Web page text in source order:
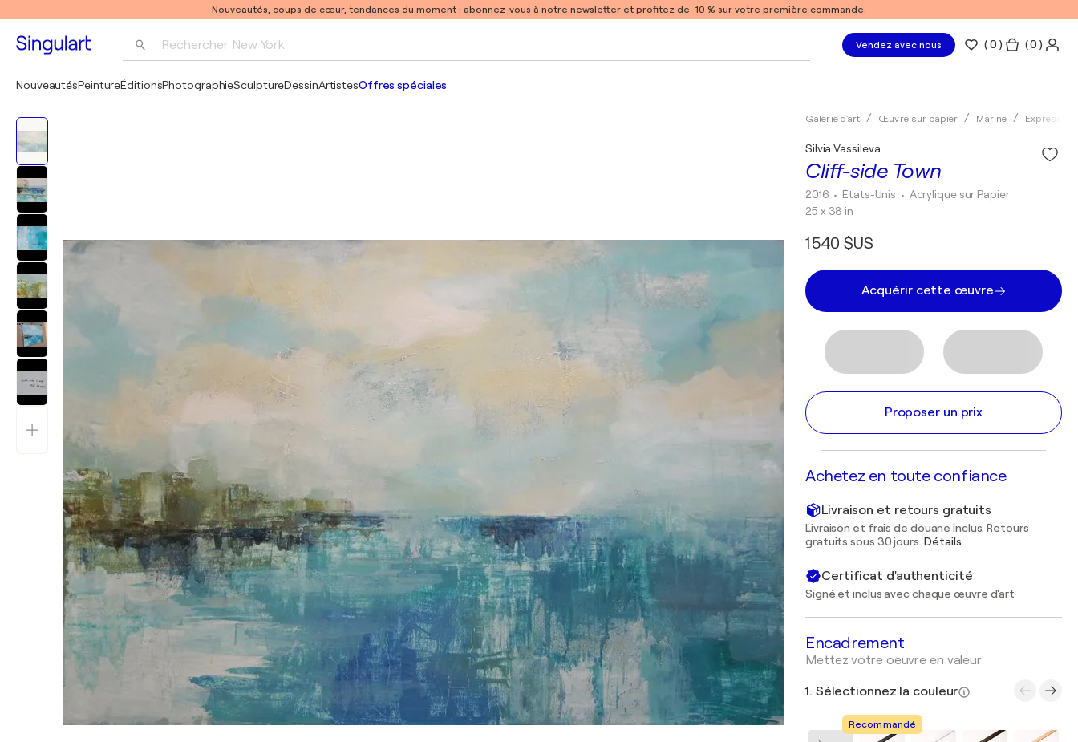
Nouveautés, coups de cœur, tendances du moment : abonnez-vous à notre newsletter et profitez de -10 % sur votre première commande.
Rechercher New York Vendez avec nous (0 ) ( 0 )
NouveautésPeintureÉditionsPhotographieSculptureDessinArtistesOffres spéciales
Galerie d'art Œuvre sur papier Marine
Cliff-side Town
Silvia Vassileva
2016 • États-Unis • Acrylique sur Papier
25 x 38 in
1 540 $US
Acquérir cette œuvre
Proposer un prix
Achetez en toute confiance
Livraison et retours gratuits
Livraison et frais de douane inclus. Retours
gratuits sous 30 jours. Détails
Certificat d'authenticité
Signé et inclus avec chaque œuvre d'art
Encadrement
Mettez votre oeuvre en valeur
1. Sélectionnez la couleur
Recommandé